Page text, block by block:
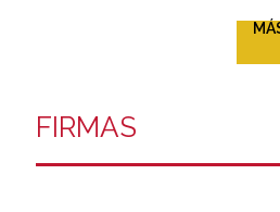
FIRMAS